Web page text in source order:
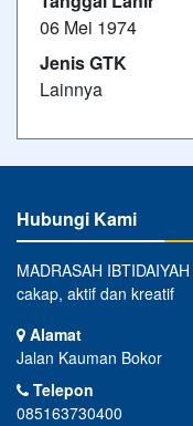
06 Mei 1974
Jenis GTK
Lainnya
Hubungi Kami
MADRASAH
cakap, aktif dan kreatif
Alamat
Jalan Kauman Bokor
Telepon
085163730400